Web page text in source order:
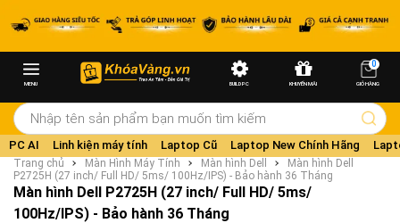
MENU BUILD PC KHUYẾN MÃI
0
GIỎ HÀNG
PC AI Linh kiện máy tính Laptop Cũ Laptop New Chính Hãng
Trang chủ Màn Hình Máy Tính Màn hình Dell
Màn hình Dell
P2725H (27 inch/ Full HD/ 5ms/ 100Hz/IPS) - Bảo hành 36 Tháng
Màn hình Dell P2725H (27 inch/ Full HD/ 5ms/
100Hz/IPS) - Bảo hành 36 Tháng